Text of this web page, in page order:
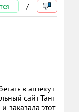
/
в аптеку т
сайт Тант
заказала этот